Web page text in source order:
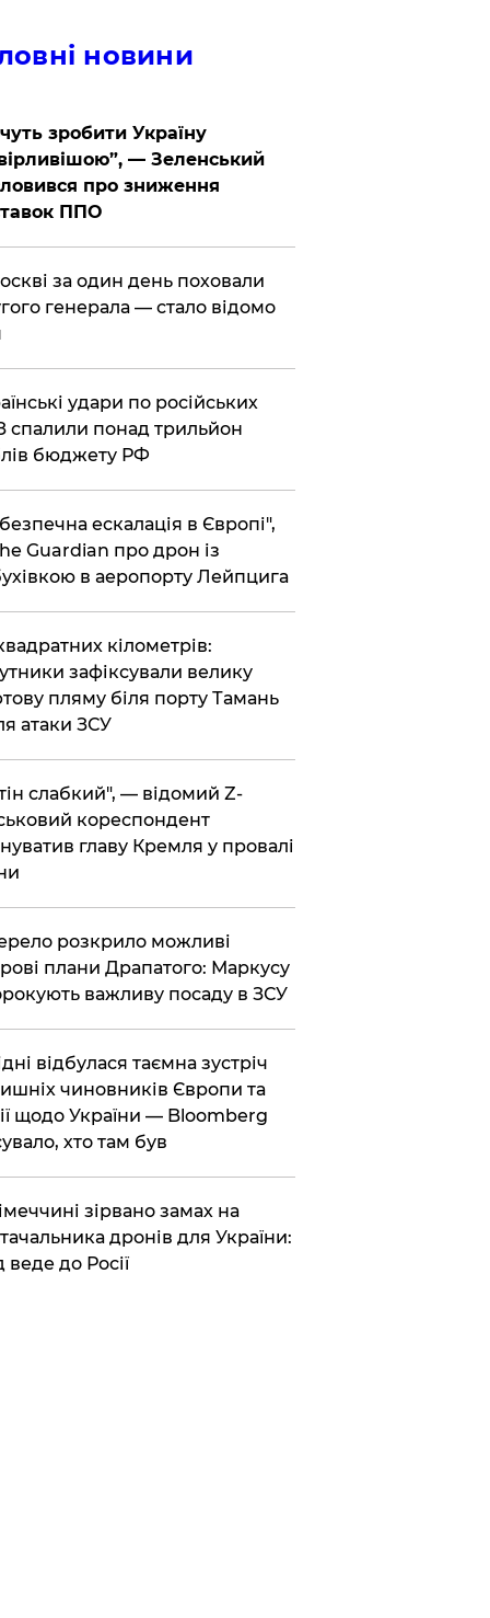
новини
зробити Україну
— Зеленський
про зниження
ППО
за один день поховали
генерала — стало відомо
удари по російських
спалили понад трильйон
бюджету РФ
ескалація в Європі",
Guardian про дрон із
в аеропорту Лейпцига
кілометрів:
зафіксували велику
пляму біля порту Тамань
атаки ЗСУ
слабкий", — відомий Z-
кореспондент
главу Кремля у провалі
розкрило можливі
плани Драпатого: Маркусу
важливу посаду в ЗСУ
відбулася таємна зустріч
чиновників Європи та
щодо України — Bloomberg
хто там був
зірвано замах на
дронів для України:
веде до Росії